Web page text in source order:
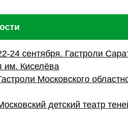
24 сентября. Гастроли
им. Киселёва
Московского
детский театр